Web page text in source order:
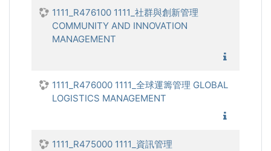
1111_R476100 1111_社群與創新管理
COMMUNITY AND INNOVATION
MANAGEMENT
1111_R476000 1111_全球運籌管理 GLOBAL
LOGISTICS MANAGEMENT
1111_R475000 1111_資訊管理